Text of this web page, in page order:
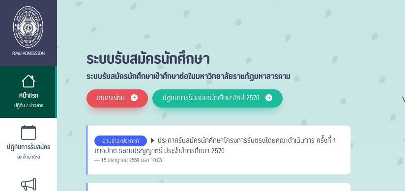
RMU ADMISSION
หน้าแรก
ปฏิทิน / ข่าวสาร
ปฎิทินการรับสมัคร
นักศึกษาใหม่
ระบบรับสมัครนักศึกษา
ระบบรับสมัครนักศึกษาเข้าศึกษาต่อในมหาวิทยาลัยราชภัฏมหาสารคาม
สมัครเรียน ปฏิทินการรับสมัครนักศึกษาใหม่ 2570
อ่านข่าว/ประกาศ ประกาศรับสมัครนักศึกษาโครงการรับตรงโดยคณะดำเนินการ ครั้งที่ 1
ภาคปกติ ระดับปริญญาตรี ประจำปีการศึกษา 2570
15 กรกฎาคม 2569 เวลา 10:08